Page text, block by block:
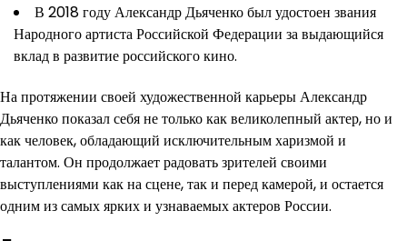
В 2018 году Александр Дьяченко был удостоен звания
Народного артиста Российской Федерации за выдающийся
вклад в развитие российского кино.
На протяжении своей художественной карьеры Александр
Дьяченко показал себя не только как великолепный актер, но и
как человек, обладающий исключительным харизмой и
талантом. Он продолжает радовать зрителей своими
выступлениями как на сцене, так и перед камерой, и остается
одним из самых ярких и узнаваемых актеров России.